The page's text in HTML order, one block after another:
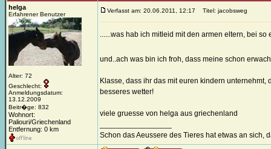
helga
Erfahrener Benutzer
Alter: 72
Geschlecht:
Anmeldungsdatum:
13.12.2009
Beitr�ge: 832
Wohnort:
Paliouri/Griechenland
Entfernung: 0 km
Verfasst am: 20.06.2011, 12:17 Titel: jacobsweg
......was hab ich mitleid mit den armen eltern, bei
und..ach was bin ich froh, dass meine schon
Klasse, dass ihr das mit euren kindern
besseres wetter!
viele gruesse von helga aus griechenland
Schon das Aeussere des Tieres hat etwas an sich,